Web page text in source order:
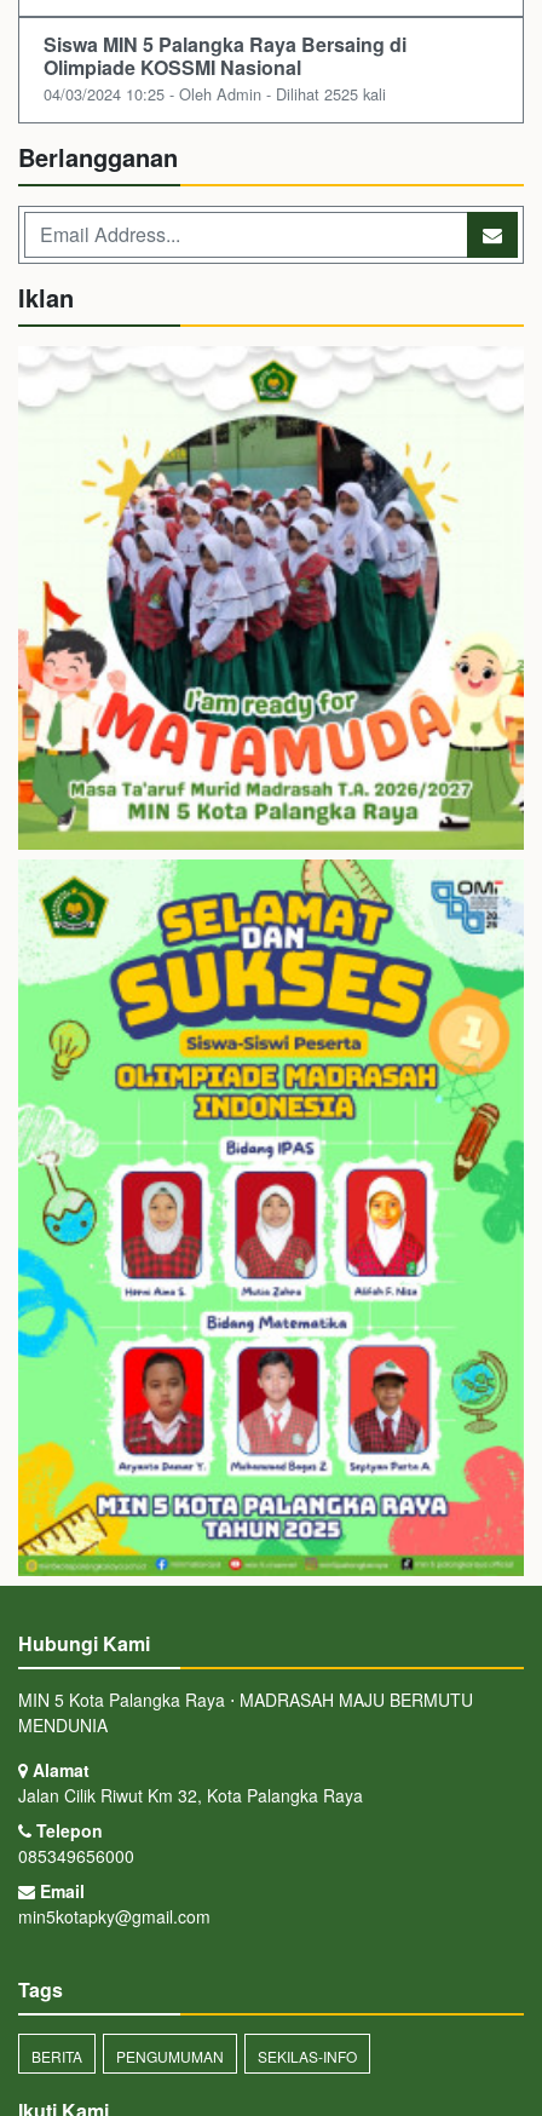
Siswa MIN 5 Palangka Raya Bersaing di
Olimpiade KOSSMI Nasional
04/03/2024 10:25 - Oleh Admin - Dilihat 2525 kali
Berlangganan
Iklan
Hubungi Kami
MIN 5 Kota Palangka Raya ⋅ MADRASAH MAJU BERMUTU
MENDUNIA
Alamat
Jalan Cilik Riwut Km 32, Kota Palangka Raya
Telepon
085349656000
Email
min5kotapky@gmail.com
Tags
BERITA PENGUMUMAN SEKILAS-INFO